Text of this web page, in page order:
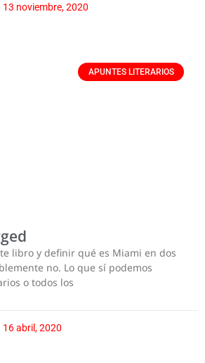
13 noviembre, 2020
APUNTES LITERARIOS
libro y definir qué es Miami en dos
no. Lo que sí podemos
o todos los
16 abril, 2020